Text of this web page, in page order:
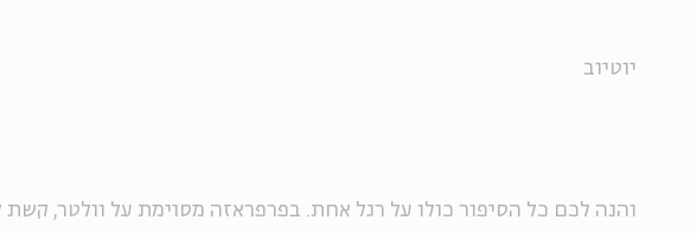
יוטיוב
והנה לכם כל הסיפור כולו על רגל אחת. בפרפראזה מסוימת על וולטר,